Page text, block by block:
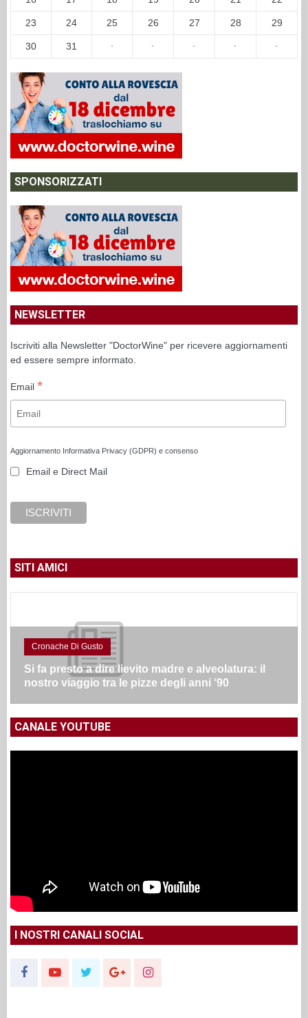
23 24 25 26 27 28 29
30 31 · · · · ·
SPONSORIZZATI
NEWSLETTER
Iscriviti alla Newsletter "DoctorWine" per ricevere aggiornamenti
ed essere sempre informato.
Email *
Aggiornamento Informativa Privacy (GDPR) e consenso
Email e Direct Mail
SITI AMICI
Cronache Di Gusto
Si fa presto a dire lievito madre e alveolatura: il
nostro viaggio tra le pizze degli anni ‘90
CANALE YOUTUBE
I NOSTRI CANALI SOCIAL